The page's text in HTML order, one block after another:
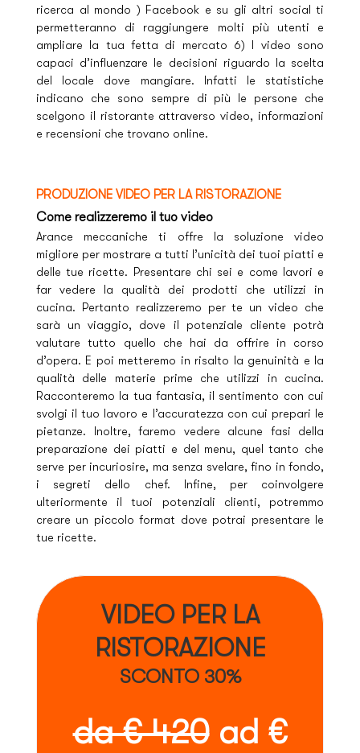
ricerca al mondo ) Facebook e su gli altri social ti
permetteranno di raggiungere molti più utenti e
ampliare la tua fetta di mercato 6) I video sono
capaci d’influenzare le decisioni riguardo la scelta
del locale dove mangiare. Infatti le statistiche
indicano che sono sempre di più le persone che
scelgono il ristorante attraverso video, informazioni
e recensioni che trovano online.
PRODUZIONE VIDEO PER LA RISTORAZIONE
Come realizzeremo il tuo video
Arance meccaniche ti offre la soluzione video
migliore per mostrare a tutti l’unicità dei tuoi piatti e
delle tue ricette. Presentare chi sei e come lavori e
far vedere la qualità dei prodotti che utilizzi in
cucina. Pertanto realizzeremo per te un video che
sarà un viaggio, dove il potenziale cliente potrà
valutare tutto quello che hai da offrire in corso
d’opera. E poi metteremo in risalto la genuinità e la
qualità delle materie prime che utilizzi in cucina.
Racconteremo la tua fantasia, il sentimento con cui
svolgi il tuo lavoro e l’accuratezza con cui prepari le
pietanze. Inoltre, faremo vedere alcune fasi della
preparazione dei piatti e del menu, quel tanto che
serve per incuriosire, ma senza svelare, fino in fondo,
i segreti dello chef. Infine, per coinvolgere
ulteriormente il tuoi potenziali clienti, potremmo
creare un piccolo format dove potrai presentare le
tue ricette.
VIDEO PER LA
RISTORAZIONE
SCONTO 30%
da € 420ad €